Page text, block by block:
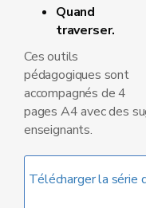
Quand
traverser.
Ces outils
pédagogiques sont
accompagnés de 4
pages A4 avec des
enseignants.
Télécharger la série